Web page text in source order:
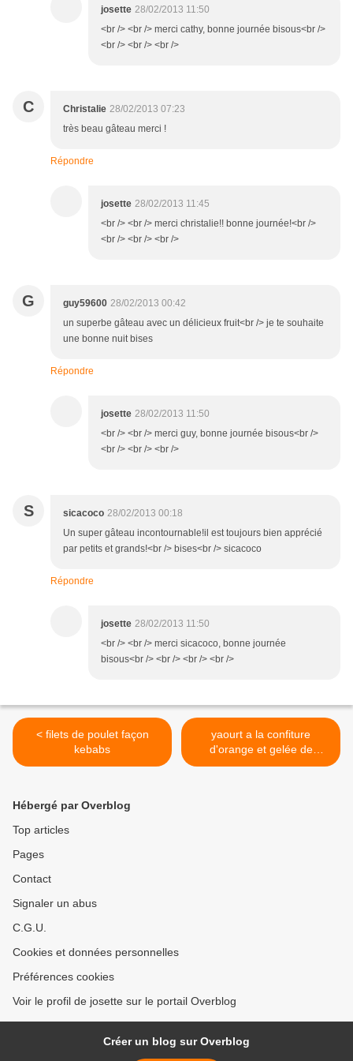
josette 28/02/2013 11:50
<br /> <br /> merci cathy, bonne journée bisous<br />
<br /> <br /> <br />
C Christalie 28/02/2013 07:23
très beau gâteau merci !
Répondre
josette 28/02/2013 11:45
<br /> <br /> merci christalie!! bonne journée!<br />
<br /> <br /> <br />
G guy59600 28/02/2013 00:42
un superbe gâteau avec un délicieux fruit<br /> je te souhaite
une bonne nuit bises
Répondre
josette 28/02/2013 11:50
<br /> <br /> merci guy, bonne journée bisous<br />
<br /> <br /> <br />
S sicacoco 28/02/2013 00:18
Un super gâteau incontournable!il est toujours bien apprécié
par petits et grands!<br /> bises<br /> sicacoco
Répondre
josette 28/02/2013 11:50
<br /> <br /> merci sicacoco, bonne journée
bisous<br /> <br /> <br /> <br />
< filets de poulet façon
kebabs
yaourt a la confiture
d'orange et gelée de
groseille >
Hébergé par Overblog
Top articles
Pages
Contact
Signaler un abus
C.G.U.
Cookies et données personnelles
Préférences cookies
Voir le profil de josette sur le portail Overblog
Créer un blog sur Overblog